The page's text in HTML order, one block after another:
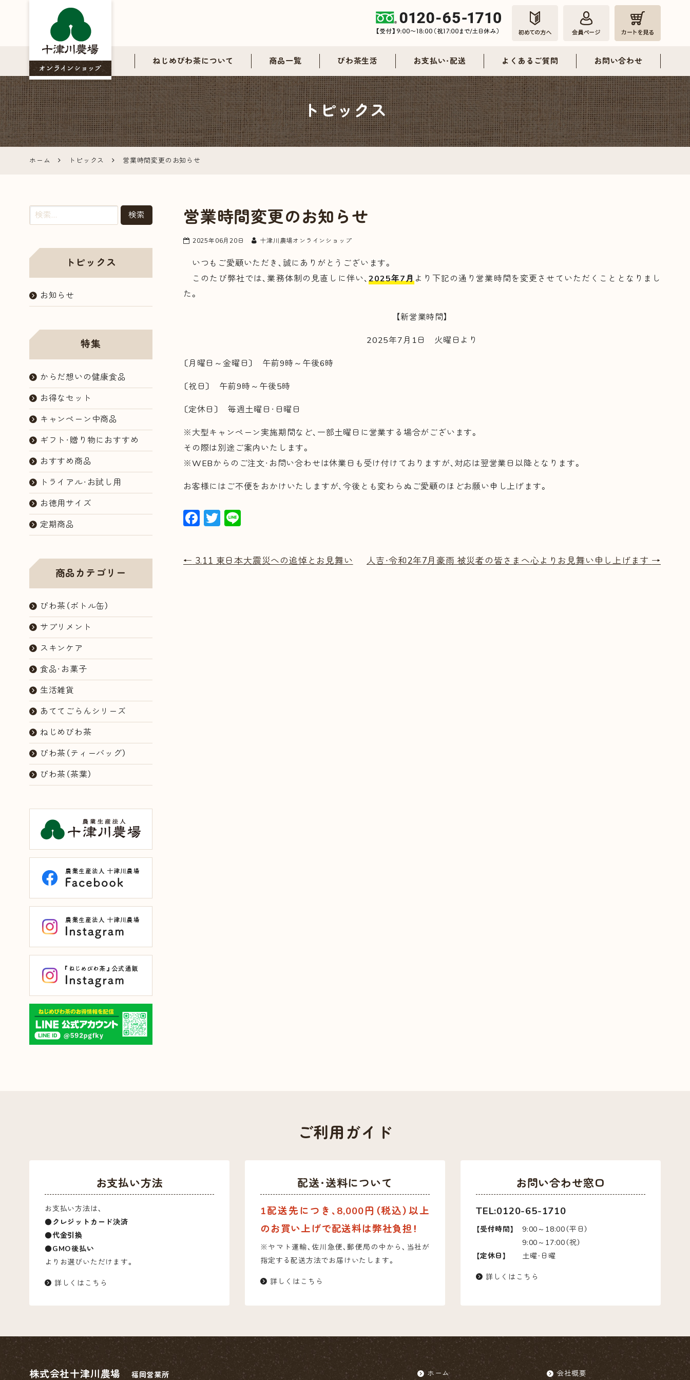
ねじめび
わ茶の十
津川農場
ラインシ
ねじめびわ茶について 商品一覧 びわ茶生活 お支払い・配送 よくあるご質問 お問い合わせ
トピックス
ホーム トピックス 営業時間変更のお知らせ
営業時間変更のお知らせ
2025年06月20日 十津川農場オンラインショップ
いつもご愛顧いただき、誠にありがとうございます。
このたび弊社では、業務体制の見直しに伴い、2025年7月より下記の通り営業時間を変更させていただくこととなりまし
た。
【新営業時間】
2025年7月1日 火曜日より
〔月曜日～金曜日〕 午前9時～午後6時
〔祝日〕 午前9時～午後5時
〔定休日〕 毎週土曜日・日曜日
※大型キャンペーン実施期間など、一部土曜日に営業する場合がございます。
その際は別途ご案内いたします。
※WEBからのご注文・お問い合わせは休業日も受け付けておりますが、対応は翌営業日以降となります。
お客様にはご不便をおかけいたしますが、今後とも変わらぬご愛顧のほどお願い申し上げます。
F
e
T
itt
er
e
← 3.11 東日本大震災への追悼とお見舞い 人吉・令和2年7月豪雨 被災者の皆さまへ心よりお見舞い申し上げます →
トピックス
お知らせ
特集
からだ想いの健康食品
お得なセット
キャンペーン中商品
ギフト・贈り物におすすめ
おすすめ商品
トライアル・お試し用
お徳用サイズ
定期商品
商品カテゴリー
びわ茶（ボトル缶）
サプリメント
スキンケア
食品・お菓子
生活雑貨
あててごらんシリーズ
ねじめびわ茶
びわ茶（ティーバッグ）
びわ茶（茶葉）
ご利用ガイド
お支払い方法
お支払い方法は、
●クレジットカード決済
●代金引換
●GMO後払い
よりお選びいただけます。
詳しくはこちら
配送・送料について
1配送先につき、8,000円（税込）以上
のお買い上げで配送料は弊社負担！
※ヤマト運輸、佐川急便、郵便局の中から、当社が
指定する配送方法でお届けいたします。
詳しくはこちら
お問い合わせ窓口
TEL:0120-65-1710
【受付時間】
9:00～18:00（平日）
9:00～17:00（祝）
【定休日】
土曜・日曜
詳しくはこちら
株式会社十津川農場 福岡営業所 ホーム 会社概要